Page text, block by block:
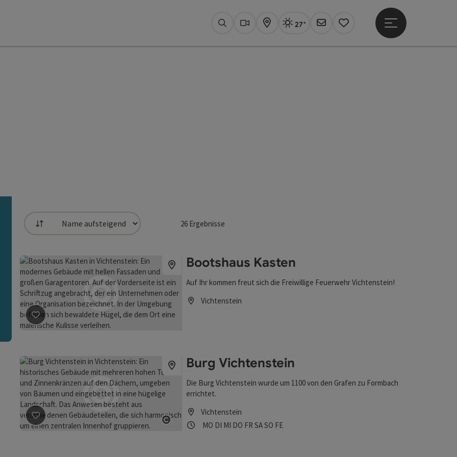
SuchenWebcams
KarteAktuelles Wetter Linz, sonnig
27°
Newsletter
Merkzettel
Hauptmenü öffnen
Sortierung 26Ergebnisse
Beitrag merken: Bootshaus Kasten
Bootshaus Kasten
Auf Ihr kommen freut sich die Freiwillige Feuerwehr Vichtenstein!
Vichtenstein
Copyright öffnen
Beitrag merken: Burg Vichtenstein
Burg Vichtenstein
Die Burg Vichtenstein wurde um 1100 von den Grafen zu Formbach
errichtet.
Vichtenstein
Öffnungszeiten
MO Montag geöffnet
DI Dienstag geöffnet
MI Mittwoch geöffnet
DO Donnerstag geöffnet
FR Freitag geöffnet
SASamstag geöffnet
SO Sonntag geöffnet
FEFeiertag geöffnet